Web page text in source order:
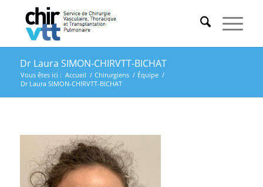
Dr Laura SIMON-CHIRVTT-BICHAT
Vous êtes ici : Accueil / Chirurgiens / Équipe /
Dr Laura SIMON-CHIRVTT-BICHAT